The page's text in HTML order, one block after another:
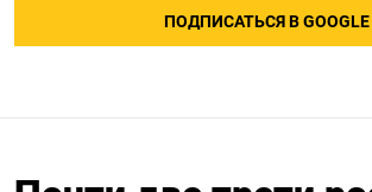
ПОДПИСАТЬСЯ В GOOGLE